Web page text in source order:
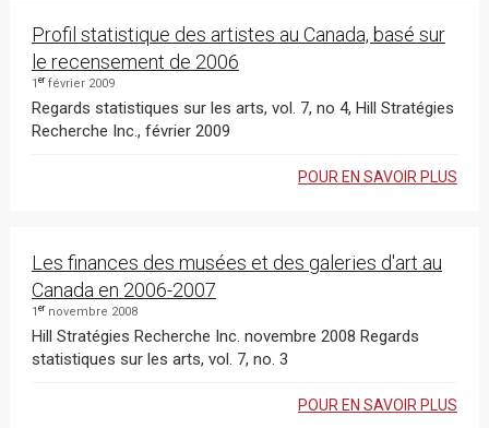
Profil statistique des artistes au Canada, basé sur
le recensement de 2006
1 erfévrier 2009
Regards statistiques sur les arts, vol. 7, no 4, Hill Stratégies
Recherche Inc., février 2009
POUR EN SAVOIR PLUS
Les finances des musées et des galeries d'art au
Canada en 2006-2007
1 ernovembre 2008
Hill Stratégies Recherche Inc. novembre 2008 Regards
statistiques sur les arts, vol. 7, no. 3
POUR EN SAVOIR PLUS